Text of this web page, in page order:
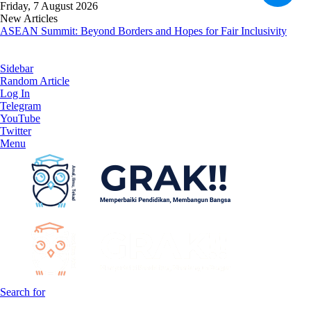
Friday, 7 August 2026
New Articles
ASEAN Summit: Beyond Borders and Hopes for Fair Inclusivity
Sidebar
Random Article
Log In
Telegram
YouTube
Twitter
Menu
Search for